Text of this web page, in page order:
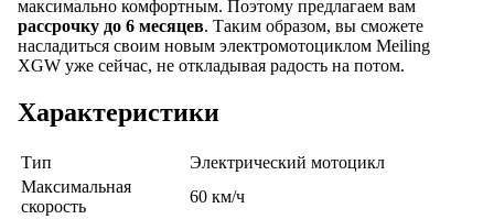
максимально комфортным. Поэтому предлагаем вам
рассрочку до 6 месяцев. Таким образом, вы сможете
насладиться своим новым электромотоциклом Meiling
XGW уже сейчас, не откладывая радость на потом.
Характеристики
Тип
Электрический мотоцикл
Максимальная
скорость
60 км/ч